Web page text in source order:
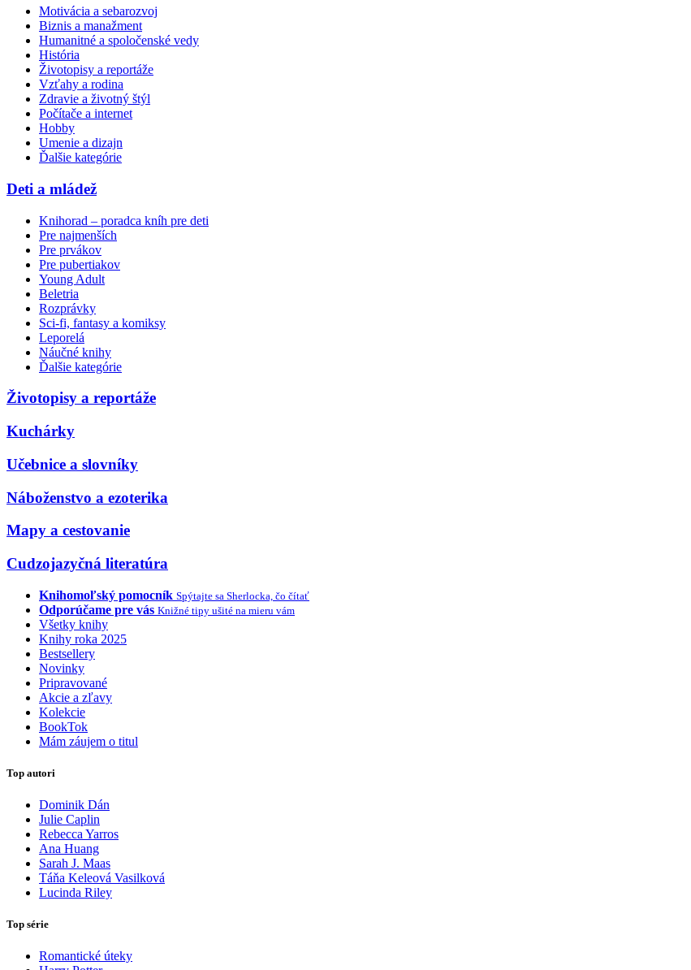
Motivácia a sebarozvoj
Biznis a manažment
Humanitné a spoločenské vedy
História
Životopisy a reportáže
Vzťahy a rodina
Zdravie a životný štýl
Počítače a internet
Hobby
Umenie a dizajn
Ďalšie kategórie
Deti a mládež
Knihorad – poradca kníh pre deti
Pre najmenších
Pre prvákov
Pre pubertiakov
Young Adult
Beletria
Rozprávky
Sci-fi, fantasy a komiksy
Leporelá
Náučné knihy
Ďalšie kategórie
Životopisy a reportáže
Kuchárky
Učebnice a slovníky
Náboženstvo a ezoterika
Mapy a cestovanie
Cudzojazyčná literatúra
Knihomoľský pomocník Spýtajte sa Sherlocka, čo čítať
Odporúčame pre vás Knižné tipy ušité na mieru vám
Všetky knihy
Knihy roka 2025
Bestsellery
Novinky
Pripravované
Akcie a zľavy
Kolekcie
BookTok
Mám záujem o titul
Top autori
Dominik Dán
Julie Caplin
Rebecca Yarros
Ana Huang
Sarah J. Maas
Táňa Keleová Vasilková
Lucinda Riley
Top série
Romantické úteky